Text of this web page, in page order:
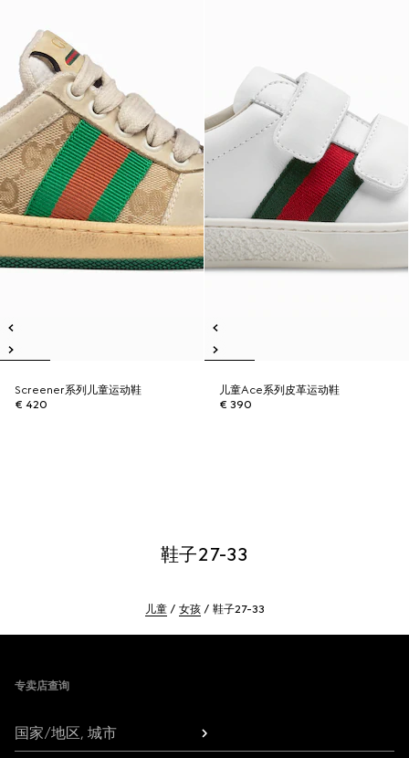
Screener系列儿童运动鞋
€ 420
儿童Ace系列皮革运动鞋
€ 390
鞋子27-33
儿童 女孩 鞋子27-33
专卖店查询
国家/地区, 城市